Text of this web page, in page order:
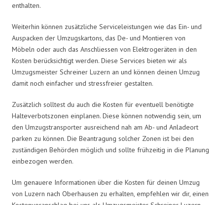
enthalten.
Weiterhin können zusätzliche Serviceleistungen wie das Ein- und
Auspacken der Umzugskartons, das De- und Montieren von
Möbeln oder auch das Anschliessen von Elektrogeräten in den
Kosten berücksichtigt werden. Diese Services bieten wir als
Umzugsmeister Schreiner Luzern an und können deinen Umzug
damit noch einfacher und stressfreier gestalten.
Zusätzlich solltest du auch die Kosten für eventuell benötigte
Halteverbotszonen einplanen. Diese können notwendig sein, um
den Umzugstransporter ausreichend nah am Ab- und Anladeort
parken zu können. Die Beantragung solcher Zonen ist bei den
zuständigen Behörden möglich und sollte frühzeitig in die Planung
einbezogen werden.
Um genauere Informationen über die Kosten für deinen Umzug
von Luzern nach Oberhausen zu erhalten, empfehlen wir dir, einen